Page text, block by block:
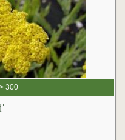
300